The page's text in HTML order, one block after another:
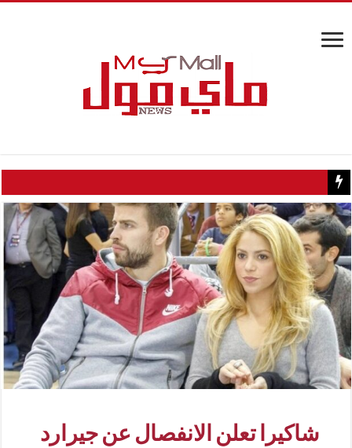
كيف تسبب سائح كويتي في إغلاق منزل عبدالحليم حافظ ومنع
شاكيرا تعلن الانفصال عن جيرارد